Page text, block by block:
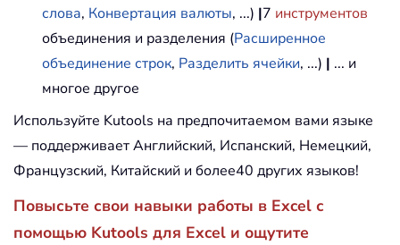
слова, Конвертация валюты, ...) |7 инструментов
объединения и разделения (Расширенное
объединение строк, Разделить ячейки, ...) | ... и
многое другое
Используйте Kutools на предпочитаемом вами языке
— поддерживает Английский, Испанский, Немецкий,
Французский, Китайский и более40 других языков!
Повысьте свои навыки работы в Excel с
помощью Kutools для Excel и ощутите